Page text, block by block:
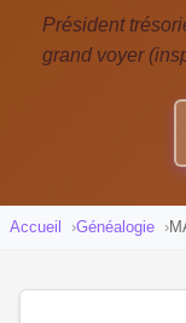
Président
grand voyer
Accueil Généalogie